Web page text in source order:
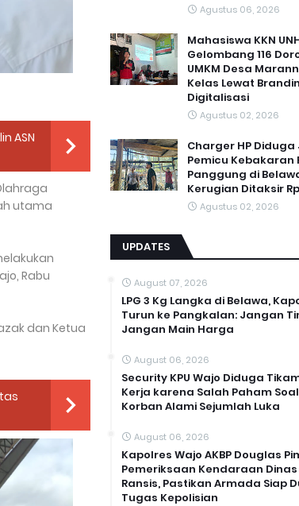
ASN
utama
Rabu
dan Ketua
Agustus 06, 2026
Mahasiswa KKN
Gelombang 116
UMKM Desa
Kelas Lewat
Digitalisasi
Agustus 02, 2026
Charger HP Diduga
Pemicu Kebakaran
Panggung di
Kerugian Ditaksir
Agustus 02, 2026
UPDATES
August 07, 2026
LPG 3 Kg Langka di Belawa,
Turun ke Pangkalan: Jangan
Jangan Main Harga
August 06, 2026
Security KPU Wajo Diduga
Kerja karena Salah Paham
Korban Alami Sejumlah Luka
August 06, 2026
Kapolres Wajo AKBP Douglas
Pemeriksaan Kendaraan
Ransis, Pastikan Armada Siap
Tugas Kepolisian